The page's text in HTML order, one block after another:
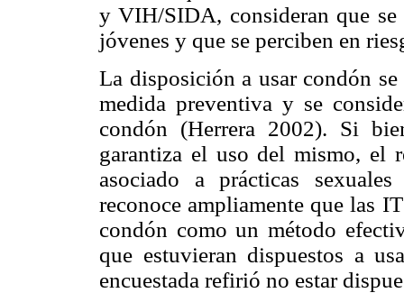
y VIH/SIDA, consideran que
jóvenes y que se perciben en
La disposición a usar condón
medida preventiva y se
condón (Herrera 2002). Si
garantiza el uso del mismo, el
asociado a prácticas
reconoce ampliamente que las
condón como un método
que estuvieran dispuestos a
encuestada refirió no estar